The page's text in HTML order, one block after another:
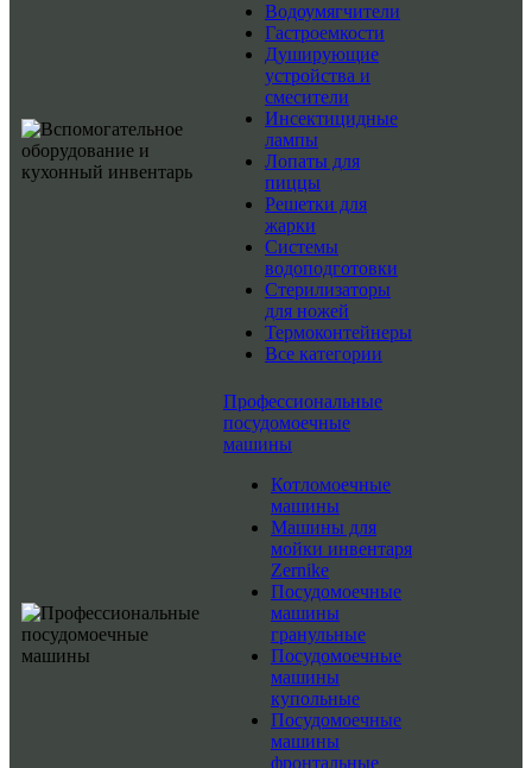
Водоумягчители
Гастроемкости
Душирующие
устройства и
смесители
Инсектицидные
лампы
Лопаты для
пиццы
Решетки для
жарки
Системы
водоподготовки
Стерилизаторы
для ножей
Термоконтейнеры
Все категории
Профессиональные
посудомоечные
машины
Котломоечные
машины
Машины для
мойки инвентаря
Zernike
Посудомоечные
машины
гранульные
Посудомоечные
машины
купольные
Посудомоечные
машины
фронтальные